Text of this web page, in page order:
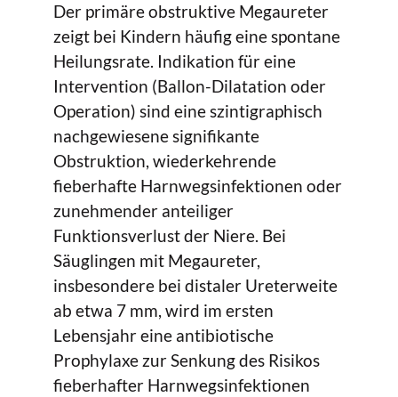
Der primäre obstruktive Megaureter
zeigt bei Kindern häufig eine spontane
Heilungsrate. Indikation für eine
Intervention (Ballon-Dilatation oder
Operation) sind eine szintigraphisch
nachgewiesene signifikante
Obstruktion, wiederkehrende
fieberhafte Harnwegsinfektionen oder
zunehmender anteiliger
Funktionsverlust der Niere. Bei
Säuglingen mit Megaureter,
insbesondere bei distaler Ureterweite
ab etwa 7 mm, wird im ersten
Lebensjahr eine antibiotische
Prophylaxe zur Senkung des Risikos
fieberhafter Harnwegsinfektionen